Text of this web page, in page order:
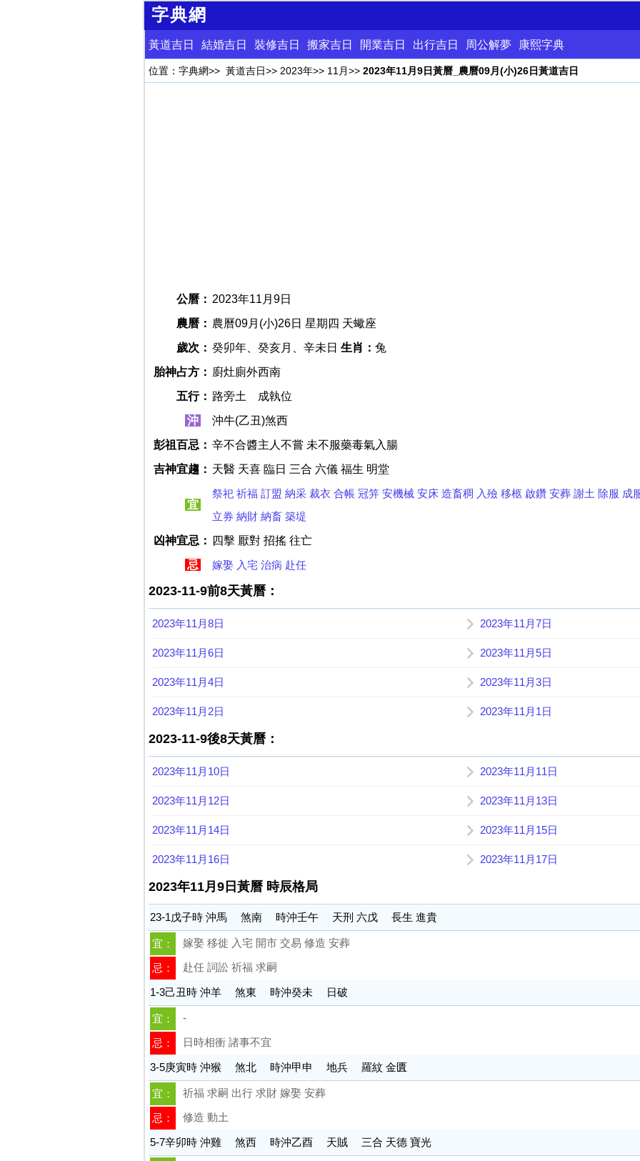
字典網
黃道吉日 結婚吉日 裝修吉日 搬家吉日 開業吉日 出行吉日 周公解夢 康熙字典
位置： 字典網>> 黃道吉日>> 2023年>> 11月>> 2023年11月9日黃曆_農曆09月(小)26日黃道吉日
公曆： 2023年11月9日
農曆： 農曆09月(小)26日 星期四 天蠍座
歲次： 癸卯年、癸亥月、辛未日 生肖： 兔
胎神占方： 廚灶廁外西南
五行： 路旁土 成執位
沖
沖牛(乙丑)煞西
彭祖百忌： 辛不合醬主人不嘗 未不服藥毒氣入腸
吉神宜趨： 天醫 天喜 臨日 三合 六儀 福生 明堂
宜
祭祀 祈福 訂盟 納采 裁衣 合帳 冠笄 安機械 安床 造畜稠 入殮 移柩 啟鑽 安葬 謝土 除服 成
立券 納財 納畜 築堤
凶神宜忌：
四擊 厭對 招搖 往亡
忌
嫁娶 入宅 治病 赴任
2023-11-9前8天黃曆：
2023年11月8日 2023年11月7日
2023年11月6日 2023年11月5日
2023年11月4日 2023年11月3日
2023年11月2日 2023年11月1日
2023-11-9後8天黃曆：
2023年11月10日 2023年11月11日
2023年11月12日 2023年11月13日
2023年11月14日 2023年11月15日
2023年11月16日 2023年11月17日
2023年11月9日黃曆 時辰格局
23-1戊子時 沖馬 煞南 時沖壬午 天刑 六戊 長生 進貴
宜： 嫁娶 移徙 入宅 開市 交易 修造 安葬
忌： 赴任 詞訟 祈福 求嗣
1-3己丑時 沖羊 煞東 時沖癸未 日破
宜： -
忌： 日時相衝 諸事不宜
3-5庚寅時 沖猴 煞北 時沖甲申 地兵 羅紋 金匱
宜： 祈福 求嗣 出行 求財 嫁娶 安葬
忌： 修造 動土
5-7辛卯時 沖雞 煞西 時沖乙酉 天賊 三合 天德 寶光